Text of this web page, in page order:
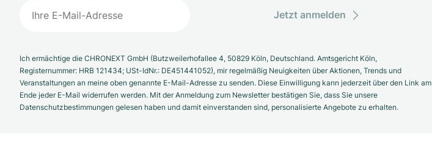
Jetzt anmelden
Ich ermächtige die CHRONEXT GmbH (Butzweilerhofallee 4, 50829 Köln, Deutschland. Amtsgericht Köln,
Registernummer: HRB 121434; USt-IdNr.: DE451441052), mir regelmäßig Neuigkeiten über Aktionen, Trends und
Veranstaltungen an meine oben genannte E-Mail-Adresse zu senden. Diese Einwilligung kann jederzeit über den Link am
Ende jeder E-Mail widerrufen werden. Mit der Anmeldung zum Newsletter bestätigen Sie, dass Sie unsere
Datenschutzbestimmungen gelesen haben und damit einverstanden sind, personalisierte Angebote zu erhalten.